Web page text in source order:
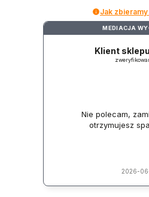
Jak
MEDIACJA
Klient
Nie polecam,
otrzymujesz
2026-